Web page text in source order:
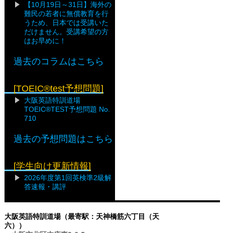
【10月19日～31日】海外の
難民の若者に無償教育を行
うため、日本では受講いた
だけません。受講希望の方
はお早めに！
過去のコラムはこちら
[TOEIC®test予想問題]
大阪英語特訓道場
TOEIC®TEST予想問題 No.
710
過去の予想問題はこちら
[学生向け更新情報]
2026年度第1回英検準2級解
答速報・講評
大阪英語特訓道場（最寄駅：天神橋筋六丁目（天
六））